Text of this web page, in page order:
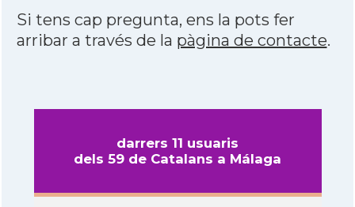
Si tens cap pregunta, ens la pots fer
arribar a través de la pàgina de contacte.
darrers 11 usuaris
dels 59 de Catalans a Málaga